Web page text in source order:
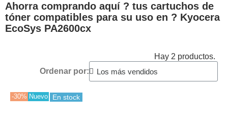
Ahorra comprando aquí ? tus cartuchos de
tóner compatibles para su uso en ?️ Kyocera
EcoSys PA2600cx
Hay 2 productos.
Ordenar por:
-30% Nuevo En stock